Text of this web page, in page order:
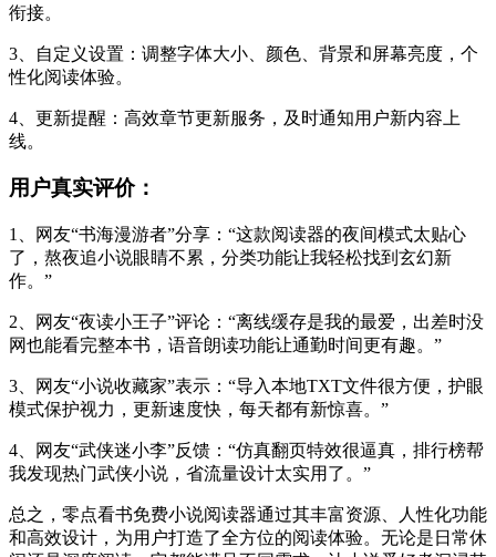
衔接。
3、自定义设置：调整字体大小、颜色、背景和屏幕亮度，个
性化阅读体验。
4、更新提醒：高效章节更新服务，及时通知用户新内容上
线。
用户真实评价：
1、网友“书海漫游者”分享：“这款阅读器的夜间模式太贴心
了，熬夜追小说眼睛不累，分类功能让我轻松找到玄幻新
作。”
2、网友“夜读小王子”评论：“离线缓存是我的最爱，出差时没
网也能看完整本书，语音朗读功能让通勤时间更有趣。”
3、网友“小说收藏家”表示：“导入本地TXT文件很方便，护眼
模式保护视力，更新速度快，每天都有新惊喜。”
4、网友“武侠迷小李”反馈：“仿真翻页特效很逼真，排行榜帮
我发现热门武侠小说，省流量设计太实用了。”
总之，零点看书免费小说阅读器通过其丰富资源、人性化功能
和高效设计，为用户打造了全方位的阅读体验。无论是日常休